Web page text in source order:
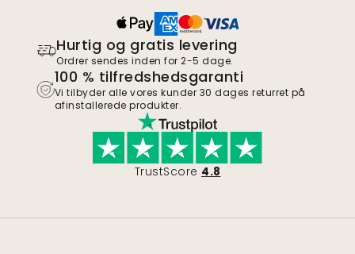
Hurtig og gratis levering
Ordrer sendes inden for 2-5 dage.
100 % tilfredshedsgaranti
Vi tilbyder alle vores kunder 30 dages returret på
afinstallerede produkter.
TrustScore 4.8